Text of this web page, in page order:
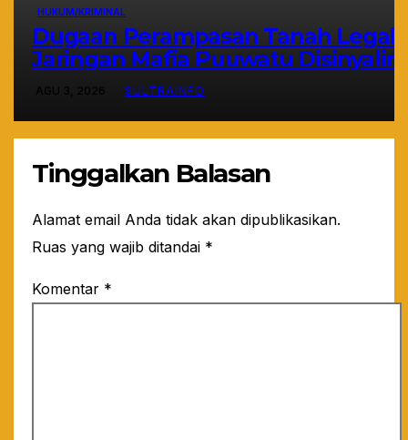
HUKUM/KRIMINAL
Dugaan Perampasan Tanah Legal:
Jaringan Mafia Puuwatu Disinyalir
Bermain Rapi dan Sistematis
SULTRAINFO
Tinggalkan Balasan
Alamat email Anda tidak akan dipublikasikan.
Ruas yang wajib ditandai *
Komentar *